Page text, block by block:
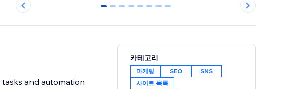
0 1 2 3 4 5 6 7
and automation
카테고리
마케팅 SEO
SNS
사이트 목록